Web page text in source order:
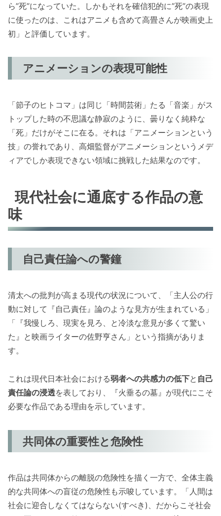
ら”死”になっていた。しかもそれを確信犯的に”死”の表現
に使ったのは、これはアニメも含めて高畳さんが映画史上
初」と評価しています。
アニメーションの表現可能性
「節子のヒトコマ」は同じ「時間芸術」たる「音楽」がス
トップした時の不思議な静寂のように、曇りなく純粋な
「死」だけがそこに在る。それは「アニメーションという
技」の誉れであり、高畑監督がアニメーションというメデ
ィアでしか表現できない領域に挑戦した結果なのです。
現代社会に通底する作品の意
味
自己責任論への警鐘
清太への批判が高まる現代の状況について、「主人公の行
動に対して『自己責任』論のような見方が生まれている」
「『我慢しろ、現実を見ろ、と冷淡な意見が多くて驚い
た』と映画ライターの佐野亨さん」という指摘がありま
す。
これは現代日本社会における弱者への共感力の低下と 自己
責任論の浸透を表しており、『火垂るの墓』が現代にこそ
必要な作品である理由を示しています。
共同体の重要性と危険性
作品は共同体からの離脱の危険性を描く一方で、全体主義
的な共同体への盲従の危険性も示唆しています。「人間は
社会に迎合しなくてはならない(すべき)、だからこそ社会